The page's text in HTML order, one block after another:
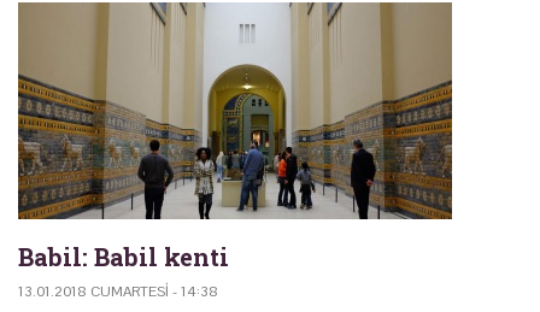
Babil: Babil kenti
13.01.2018 CUMARTESI - 14:38